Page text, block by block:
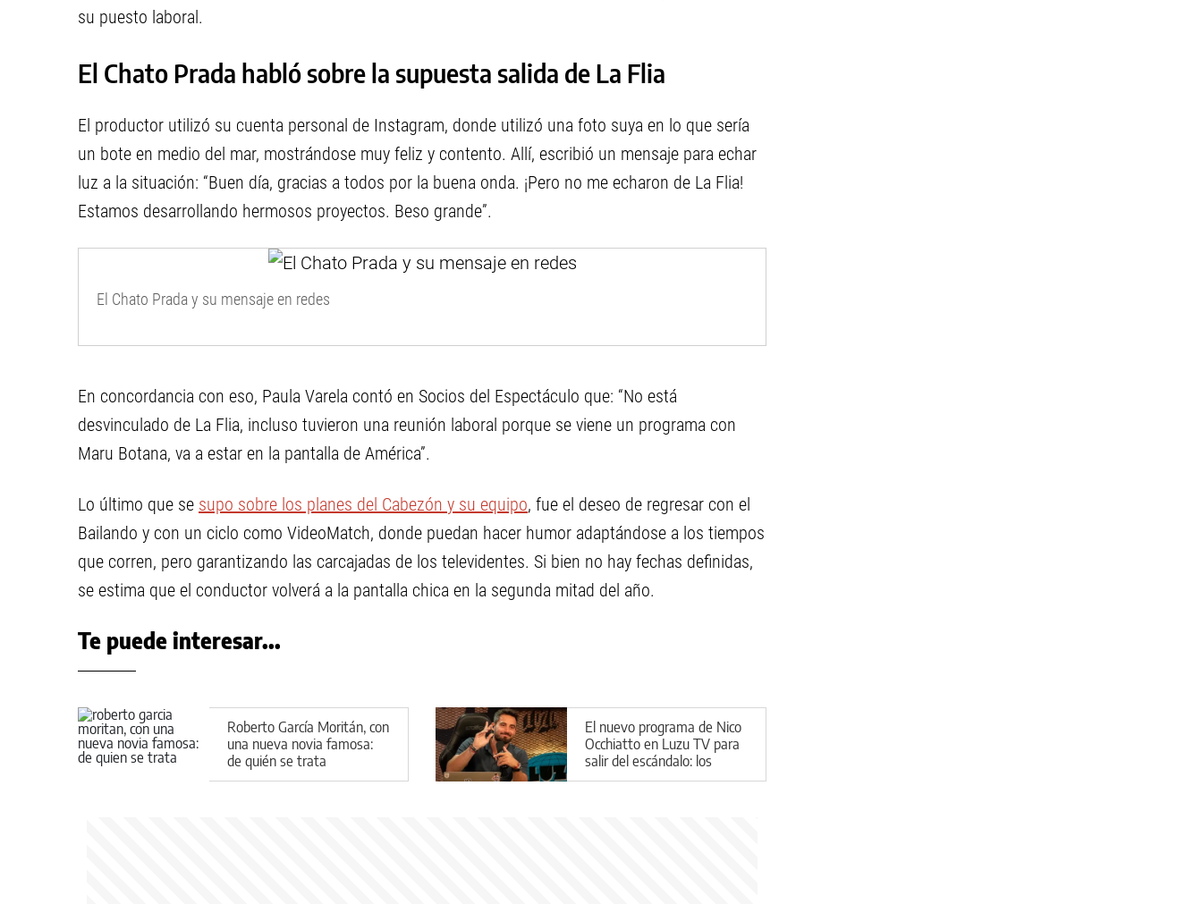
su puesto laboral.
El Chato Prada habló sobre la supuesta salida de La Flia
El productor utilizó su cuenta personal de Instagram, donde utilizó una foto suya en lo que sería
un bote en medio del mar, mostrándose muy feliz y contento. Allí, escribió un mensaje para echar
luz a la situación: “Buen día, gracias a todos por la buena onda. ¡Pero no me echaron de La Flia!
Estamos desarrollando hermosos proyectos. Beso grande”.
El Chato Prada y su mensaje en redes
En concordancia con eso, Paula Varela contó en Socios del Espectáculo que: “No está
desvinculado de La Flia, incluso tuvieron una reunión laboral porque se viene un programa con
Maru Botana, va a estar en la pantalla de América”.
Lo último que se supo sobre los planes del Cabezón y su equipo, fue el deseo de regresar con el
Bailando y con un ciclo como VideoMatch, donde puedan hacer humor adaptándose a los tiempos
que corren, pero garantizando las carcajadas de los televidentes. Si bien no hay fechas definidas,
se estima que el conductor volverá a la pantalla chica en la segunda mitad del año.
Te puede interesar...
Roberto García Moritán, con
una nueva novia famosa:
de quién se trata
El nuevo programa de Nico
Occhiatto en Luzu TV para
salir del escándalo: los
detalles